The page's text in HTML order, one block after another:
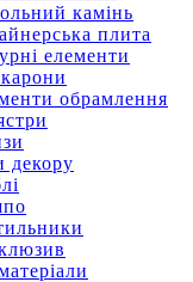
камінь
плита
елементи
обрамлення
декору